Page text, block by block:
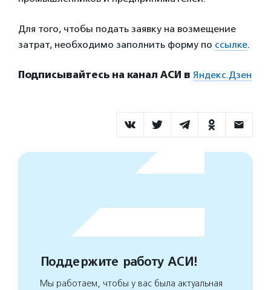
Для того, чтобы подать заявку на возмещение
затрат, необходимо заполнить форму по ссылке.
Подписывайтесь на канал АСИ в Яндекс.Дзен
Поддержите работу АСИ!
Мы работаем, чтобы у вас была актуальная